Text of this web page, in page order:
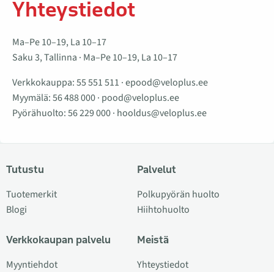
Yhteystiedot
Ma–Pe 10–19, La 10–17
Saku 3, Tallinna · Ma–Pe 10–19, La 10–17
Verkkokauppa:55 551 511 ·epood@veloplus.ee
Myymälä:56 488 000· pood@veloplus.ee
Pyörähuolto:56 229 000· hooldus@veloplus.ee
Tutustu
Tuotemerkit
Blogi
Verkkokaupan palvelu
Myyntiehdot
Palvelut
Polkupyörän huolto
Hiihtohuolto
Meistä
Yhteystiedot